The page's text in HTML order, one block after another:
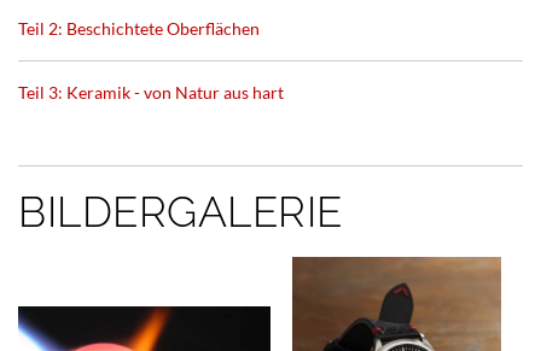
Teil 2: Beschichtete Oberflächen
Teil 3: Keramik - von Natur aus hart
BILDERGALERIE